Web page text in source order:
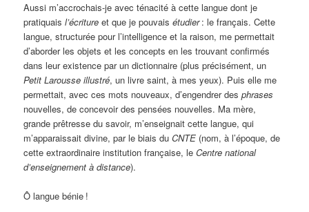
Aussi m’accrochais-je avec ténacité à cette langue dont je
pratiquaisl’écriture et que je pouvaisétudier : le français. Cette
langue, structurée pour l’intelligence et la raison, me permettait
d’aborder les objets et les concepts en les trouvant confirmés
dans leur existence par un dictionnaire (plus précisément, un
Petit Larousse illustré, un livre saint, à mes yeux). Puis elle me
permettait, avec ces mots nouveaux, d’engendrer desphrases
nouvelles, de concevoir des pensées nouvelles. Ma mère,
grande prêtresse du savoir, m’enseignait cette langue, qui
m’apparaissait divine, par le biais duCNTE (nom, à l’époque, de
cette extraordinaire institution française, leCentre national
d’enseignement à distance).
Ô langue bénie !